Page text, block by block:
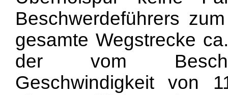
Beschwerdeführers
gesamte Wegstrecke
der vom
Geschwindigkeit von